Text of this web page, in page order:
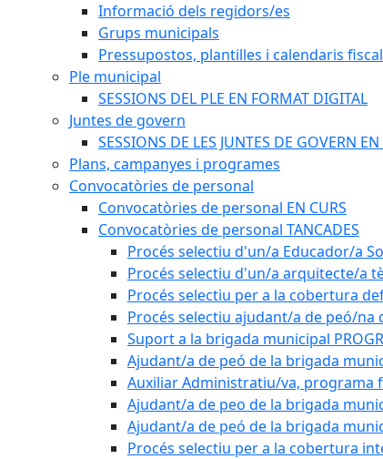
Informació dels regidors/es
Grups municipals
Pressupostos, plantilles i calendaris
Ple municipal
SESSIONS DEL PLE EN FORMAT DIGITAL
Juntes de govern
SESSIONS DE LES JUNTES DE GOVERN
Plans, campanyes i programes
Convocatòries de personal
Convocatòries de personal EN CURS
Convocatòries de personal TANCADES
Procés selectiu d'un/a Educador/a
Procés selectiu d'un/a arquitecte/a
Procés selectiu per a la cobertura
Procés selectiu ajudant/a de peó/
Suport a la brigada municipal
Ajudant/a de peó de la brigada
Auxiliar Administratiu/va, programa
Ajudant/a de peo de la brigada
Ajudant/a de peó de la brigada
Procés selectiu per a la cobertura